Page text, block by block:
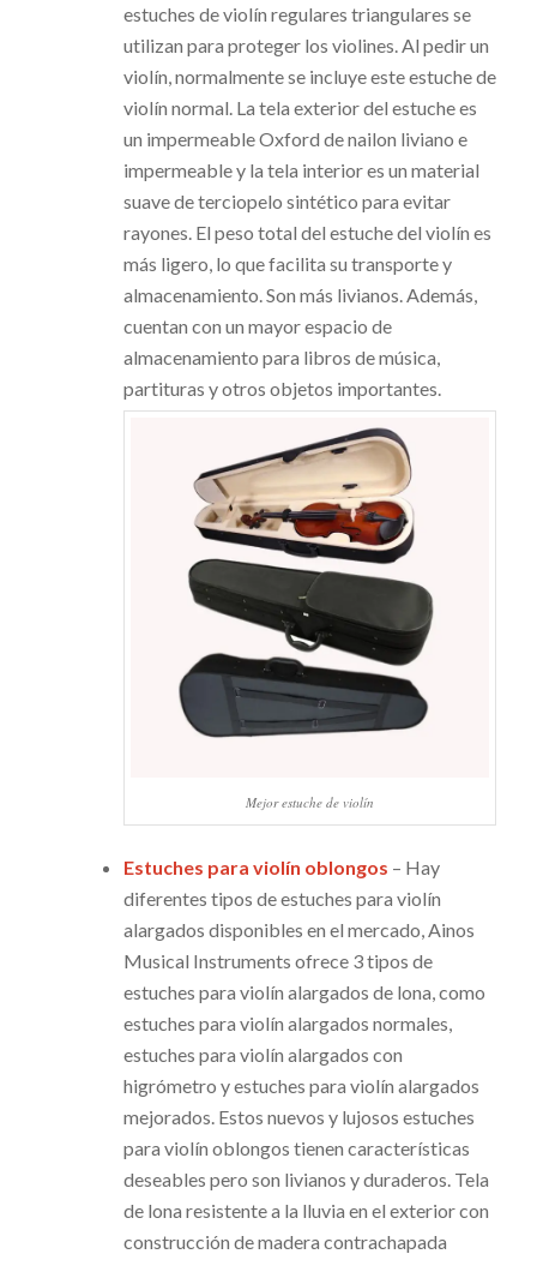
estuches de violín regulares triangulares se
utilizan para proteger los violines. Al pedir un
violín, normalmente se incluye este estuche de
violín normal. La tela exterior del estuche es
un impermeable Oxford de nailon liviano e
impermeable y la tela interior es un material
suave de terciopelo sintético para evitar
rayones. El peso total del estuche del violín es
más ligero, lo que facilita su transporte y
almacenamiento. Son más livianos. Además,
cuentan con un mayor espacio de
almacenamiento para libros de música,
partituras y otros objetos importantes.
Mejor estuche de violín
Estuches para violín oblongos – Hay
diferentes tipos de estuches para violín
alargados disponibles en el mercado, Ainos
Musical Instruments ofrece 3 tipos de
estuches para violín alargados de lona, como
estuches para violín alargados normales,
estuches para violín alargados con
higrómetro y estuches para violín alargados
mejorados. Estos nuevos y lujosos estuches
para violín oblongos tienen características
deseables pero son livianos y duraderos. Tela
de lona resistente a la lluvia en el exterior con
construcción de madera contrachapada